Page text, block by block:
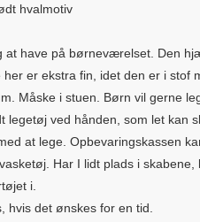
hvalmotiv
at have på børneværelset. Den
er ekstra fin, idet den er i stof
Måske i stuen. Børn vil gerne
legetøj ved hånden, som let kan
at lege. Opbevaringskassen
Har I lidt plads i
i.
hvis det ønskes for en tid.